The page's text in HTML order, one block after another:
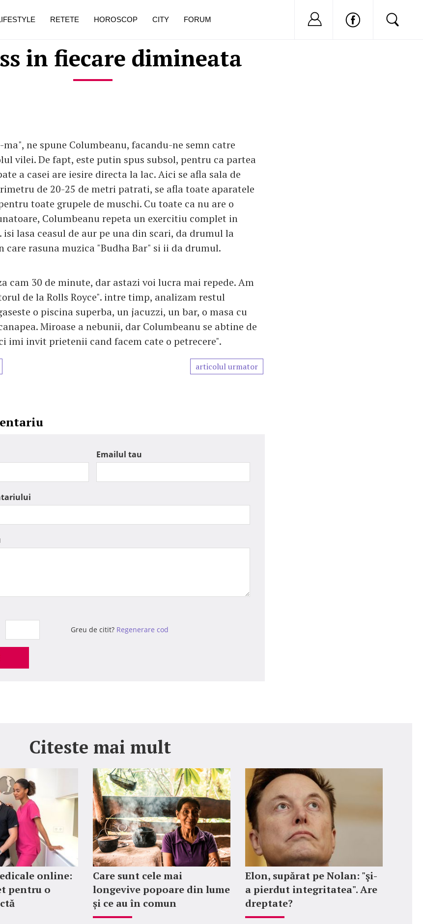
in fiecare dimineata
ne spune Columbeanu, facandu-ne semn catre
vilei. De fapt, este putin spus subsol, pentru ca partea
a casei are iesire directa la lac. Aici se afla sala de
de 20-25 de metri patrati, se afla toate aparatele
toate grupele de muschi. Cu toate ca nu are o
Columbeanu repeta un exercitiu complet in
lasa ceasul de aur pe una din scari, da drumul la
care rasuna muzica "Budha Bar" si ii da drumul.
cam 30 de minute, dar astazi voi lucra mai repede. Am
de la Rolls Royce". intre timp, analizam restul
o piscina superba, un jacuzzi, un bar, o masa cu
Miroase a nebunii, dar Columbeanu se abtine de
imi invit prietenii cand facem cate o petrecere".
articolul urmator
Emailul tau
Greu de citit? Regenerare cod
Citeste mai mult
online:
pentru o
Care sunt cele mai
longevive popoare din lume
și ce au în comun
Elon, supărat pe Nolan: "şi-
a pierdut integritatea". Are
dreptate?
RETETE HOROSCOP CITY FORUM Nu ai cont?
pe măsură ce înaintezi în vârstă